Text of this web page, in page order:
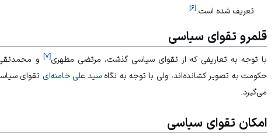
تعریف شده است.[۶]
قلمرو تقوای سیاسی
با توجه به تعاریفی که از تقوای سیاسی گذشت، مرتضی مطهری[۷] و
حکومت به تصویر کشانده‌اند، ولی با توجه به نگاه سید علی خامنه‌ای تقوای
می‌گیرد.
امکان تقوای سیاسی